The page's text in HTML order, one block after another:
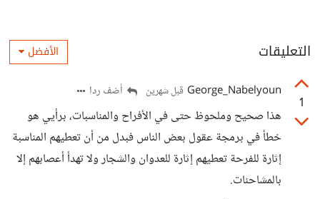
التعليقات الأفضل
1
George_Nabelyoun قبل شهرين أضف ردا
هذا صحيح وملحوظ حتى في الأفراح والمناسبات، برأيي هو
خطأ في برمجة عقول بعض الناس فبدل من أن تعطيهم المناسبة
إثارة للفرحة تعطيهم إثارة للعدوان والشجار ولا تهدأ أعصابهم إلا
بالمشاحنات.